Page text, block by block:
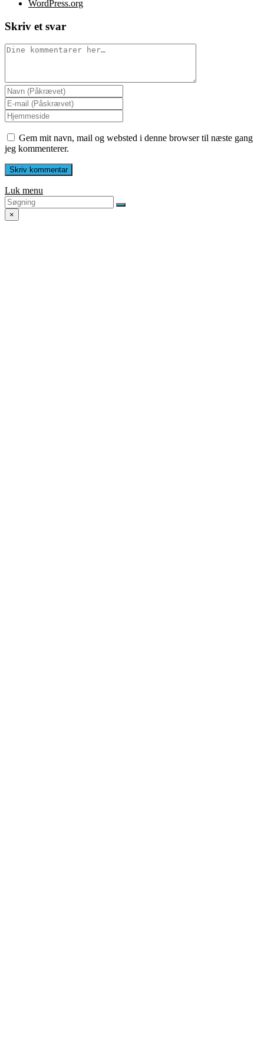
WordPress.org
Skriv et svar
Gem mit navn, mail og websted i denne browser til næste gang
jeg kommenterer.
Luk menu
×